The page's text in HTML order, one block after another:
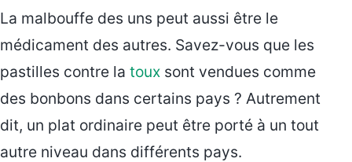
La malbouffe des uns peut aussi être le
médicament des autres. Savez-vous que les
pastilles contre la toux sont vendues comme
des bonbons dans certains pays ? Autrement
dit, un plat ordinaire peut être porté à un tout
autre niveau dans différents pays.